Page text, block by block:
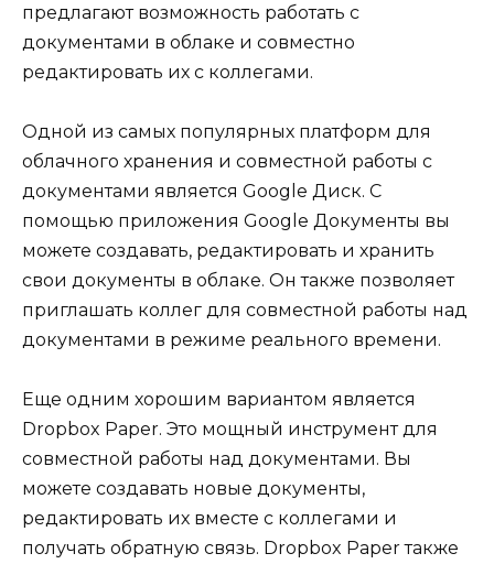
предлагают возможность работать с
документами в облаке и совместно
редактировать их с коллегами.
Одной из самых популярных платформ для
облачного хранения и совместной работы с
документами является Google Диск. С
помощью приложения Google Документы вы
можете создавать, редактировать и хранить
свои документы в облаке. Он также позволяет
приглашать коллег для совместной работы над
документами в режиме реального времени.
Еще одним хорошим вариантом является
Dropbox Paper. Это мощный инструмент для
совместной работы над документами. Вы
можете создавать новые документы,
редактировать их вместе с коллегами и
получать обратную связь. Dropbox Paper также